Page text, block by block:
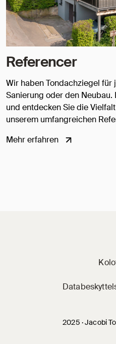
Referencer
Wir haben Tondachziegel für
Sanierung oder den
und entdecken Sie die
unserem umfangreichen
Mehr erfahren
2025 · Jacobi